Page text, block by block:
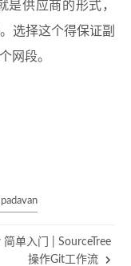
是供应商的形式，
选择这个得保证副
网段。
单入门 | SourceTree
操作Git工作流